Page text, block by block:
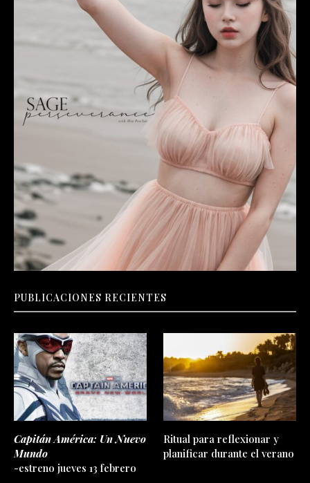
PUBLICACIONES RECIENTES
Capitán América: Un Nuevo
Mundo
-estreno jueves 13 febrero
Ritual para reflexionar y
planificar durante el verano